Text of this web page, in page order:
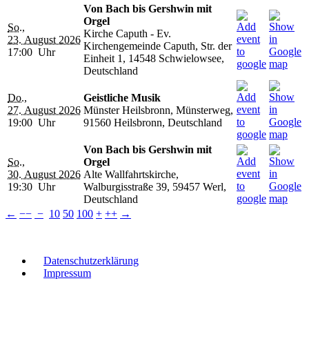
So.,
23. August 2026
17:00 Uhr
Von Bach bis Gershwin mit
Orgel
Kirche Caputh - Ev.
Kirchengemeinde Caputh, Str. der
Einheit 1, 14548 Schwielowsee,
Deutschland
Do.,
27. August 2026
19:00 Uhr
Geistliche Musik
Münster Heilsbronn, Münsterweg,
91560 Heilsbronn, Deutschland
So.,
30. August 2026
19:30 Uhr
Von Bach bis Gershwin mit
Orgel
Alte Wallfahrtskirche,
Walburgisstraße 39, 59457 Werl,
Deutschland
← −− − 10 50 100 + ++ →
Datenschutzerklärung
Impressum